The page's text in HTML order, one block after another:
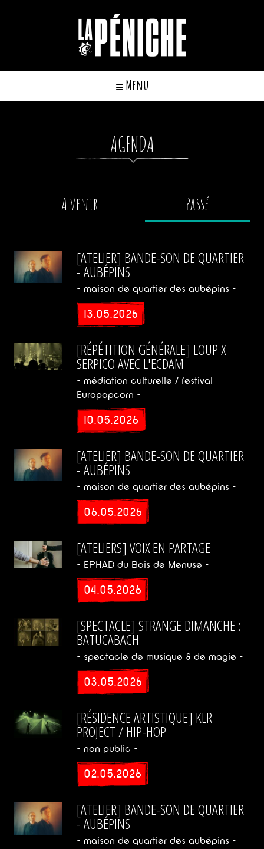
☰ Menu
AGENDA
A venir Passé
Saisons
2015/2016
Pop
Indus
Noise
Rock
Doom
[ATELIER] BANDE-SON DE QUARTIER
- AUBÉPINS
- maison de quartier des aubépins -
13.05.2026
[RÉPÉTITION GÉNÉRALE] LOUP X
SERPICO AVEC L'ECDAM
- médiation culturelle / festival
Europopcorn -
10.05.2026
[ATELIER] BANDE-SON DE QUARTIER
- AUBÉPINS
- maison de quartier des aubépins -
06.05.2026
[ATELIERS] VOIX EN PARTAGE
- EPHAD du Bois de Menuse -
04.05.2026
[SPECTACLE] STRANGE DIMANCHE :
BATUCABACH
- spectacle de musique & de magie -
03.05.2026
[RÉSIDENCE ARTISTIQUE] KLR
PROJECT / HIP-HOP
- non public -
02.05.2026
[ATELIER] BANDE-SON DE QUARTIER
- AUBÉPINS
- maison de quartier des aubépins -